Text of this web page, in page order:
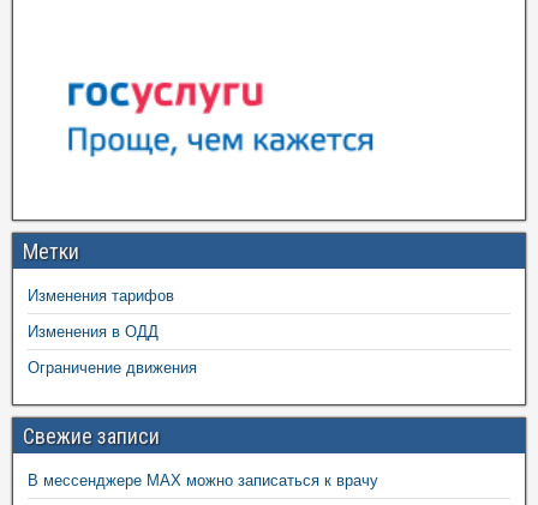
Метки
Изменения тарифов
Изменения в ОДД
Ограничение движения
Свежие записи
В мессенджере MAX можно записаться к врачу